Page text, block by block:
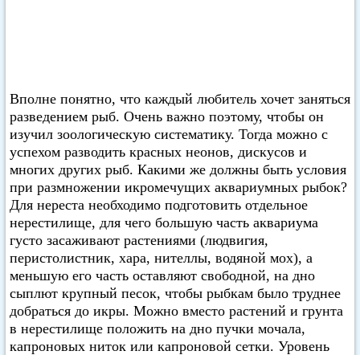
Вполне понятно, что каждый любитель хочет заняться
разведением рыб. Очень важно поэтому, чтобы он
изучил зоологическую систематику. Тогда можно с
успехом разводить красных неонов, дискусов и
многих других рыб. Какими же должны быть условия
при размножении икромечущих аквариумных рыбок?
Для нереста необходимо подготовить отдельное
нерестилище, для чего большую часть аквариума
густо засаживают растениями (людвигия,
перистолистник, хара, нителлы, водяной мох), а
меньшую его часть оставляют свободной, на дно
сыплют крупный песок, чтобы рыбкам было труднее
добраться до икры. Можно вместо растений и грунта
в нерестилище положить на дно пучки мочала,
капроновых ниток или капроновой сетки. Уровень